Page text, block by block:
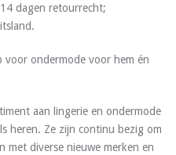
dagen retourrecht;
voor ondermode voor hem én
aan lingerie en ondermode
heren. Ze zijn continu bezig om
met diverse nieuwe merken en